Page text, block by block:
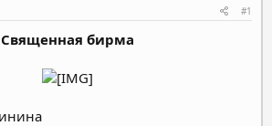
#1
Священная бирма